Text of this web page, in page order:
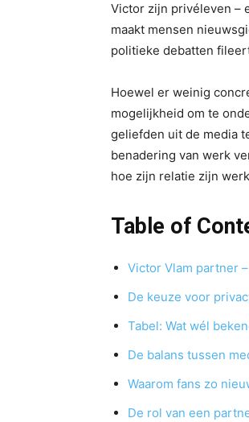
Victor zijn privéleven –
maakt mensen
politieke debatten
Hoewel er weinig
mogelijkheid om te
geliefden uit de media
benadering van werk
hoe zijn relatie zijn
Table of
Victor Vlam partner
De keuze voor
Tabel: Wat wél
De balans tussen
Waarom fans zo
De rol van een